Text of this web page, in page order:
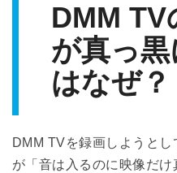
DMM TV
が真っ
はなぜ？
DMM TVを録画しようと
が「音は入るのに映像だ